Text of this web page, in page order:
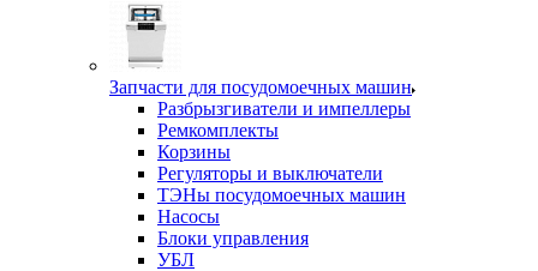
Запчасти для посудомоечных машин
Разбрызгиватели и импеллеры
Ремкомплекты
Корзины
Регуляторы и выключатели
ТЭНы посудомоечных машин
Насосы
Блоки управления
УБЛ